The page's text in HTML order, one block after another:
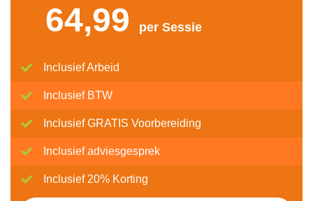
64,99 per Sessie
Inclusief Arbeid
Inclusief BTW
Inclusief GRATIS Voorbereiding
Inclusief adviesgesprek
Inclusief 20% Korting